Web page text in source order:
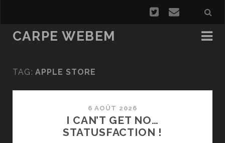
CARPE WEBEM
TAG: APPLE STORE
6 AOÛT 2026
I CAN’T GET NO…
STATUSFACTION !